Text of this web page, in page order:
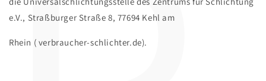
e.V., Straßburger Straße 8, 77694 Kehl am
Rhein ( verbraucher-schlichter.de).